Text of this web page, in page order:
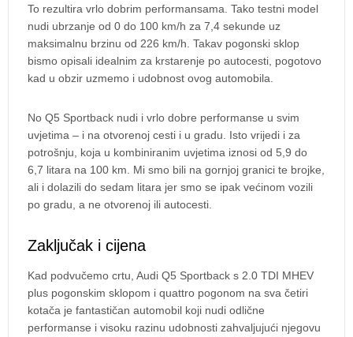
To rezultira vrlo dobrim performansama. Tako testni model
nudi ubrzanje od 0 do 100 km/h za 7,4 sekunde uz
maksimalnu brzinu od 226 km/h. Takav pogonski sklop
bismo opisali idealnim za krstarenje po autocesti, pogotovo
kad u obzir uzmemo i udobnost ovog automobila.
No Q5 Sportback nudi i vrlo dobre performanse u svim
uvjetima – i na otvorenoj cesti i u gradu. Isto vrijedi i za
potrošnju, koja u kombiniranim uvjetima iznosi od 5,9 do
6,7 litara na 100 km. Mi smo bili na gornjoj granici te brojke,
ali i dolazili do sedam litara jer smo se ipak većinom vozili
po gradu, a ne otvorenoj ili autocesti.
Zaključak i cijena
Kad podvučemo crtu, Audi Q5 Sportback s 2.0 TDI MHEV
plus pogonskim sklopom i quattro pogonom na sva četiri
kotača je fantastičan automobil koji nudi odlične
performanse i visoku razinu udobnosti zahvaljujući njegovu